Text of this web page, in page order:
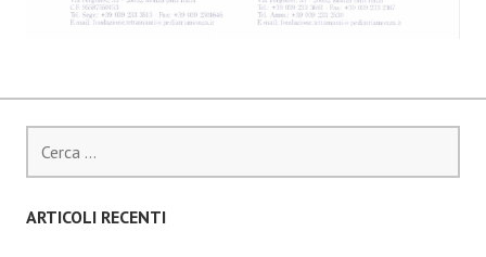
per:
ARTICOLI RECENTI